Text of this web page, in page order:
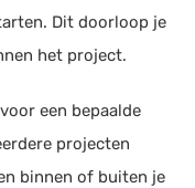
Dit doorloop je
het project.
een bepaalde
projecten
binnen of buiten je